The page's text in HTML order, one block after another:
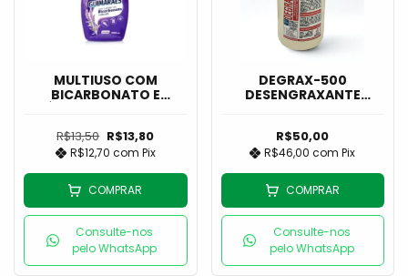
MULTIUSO COM
BICARBONATO E
R$13,50 R$13,80
R$12,70 com Pix
COMPRAR
Consulte-nos
pelo WhatsApp
DEGRAX-500
DESENGRAXANTE
R$50,00
R$46,00com Pix
COMPRAR
Consulte-nos
pelo WhatsApp